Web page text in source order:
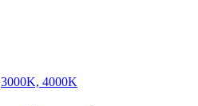
3000K, 4000K